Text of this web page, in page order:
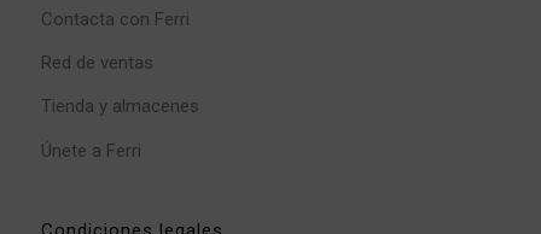
Contacta con Ferri
Red de ventas
Tienda y almacenes
Únete a Ferri